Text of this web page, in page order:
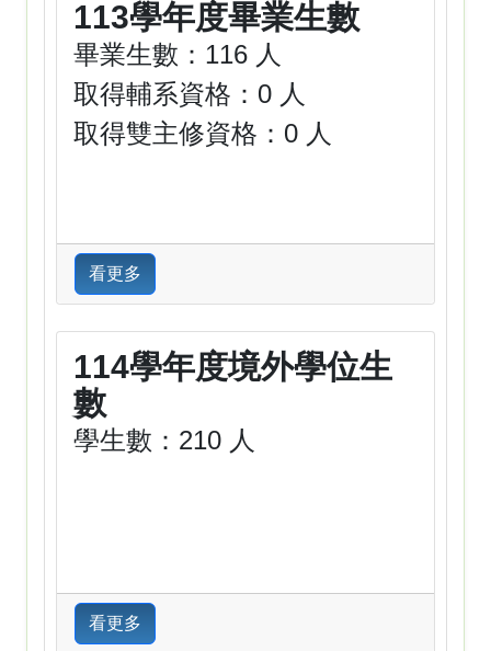
113學年度畢業生數
畢業生數：116 人
取得輔系資格：0 人
取得雙主修資格：0 人
看更多
114學年度境外學位生
數
學生數：210 人
看更多